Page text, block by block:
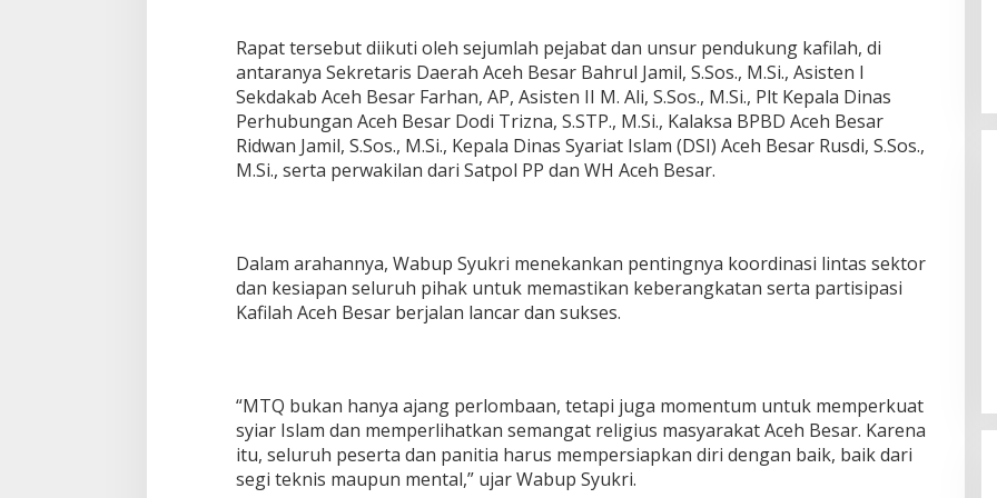
h
B
e
a
r
K
i
e
J
Rapat tersebut diikuti oleh sejumlah pejabat dan unsur pendukung kafilah, di
antaranya Sekretaris Daerah Aceh Besar Bahrul Jamil, S.Sos., M.Si., Asisten I
Sekdakab Aceh Besar Farhan, AP, Asisten II M. Ali, S.Sos., M.Si., Plt Kepala Dinas
Perhubungan Aceh Besar Dodi Trizna, S.STP., M.Si., Kalaksa BPBD Aceh Besar
Ridwan Jamil, S.Sos., M.Si., Kepala Dinas Syariat Islam (DSI) Aceh Besar Rusdi, S.Sos.,
M.Si., serta perwakilan dari Satpol PP dan WH Aceh Besar.
Dalam arahannya, Wabup Syukri menekankan pentingnya koordinasi lintas sektor
dan kesiapan seluruh pihak untuk memastikan keberangkatan serta partisipasi
Kafilah Aceh Besar berjalan lancar dan sukses.
“MTQ bukan hanya ajang perlombaan, tetapi juga momentum untuk memperkuat
syiar Islam dan memperlihatkan semangat religius masyarakat Aceh Besar. Karena
itu, seluruh peserta dan panitia harus mempersiapkan diri dengan baik, baik dari
segi teknis maupun mental,” ujar Wabup Syukri.
Silaturahmi Lintas Sektor di Kuta